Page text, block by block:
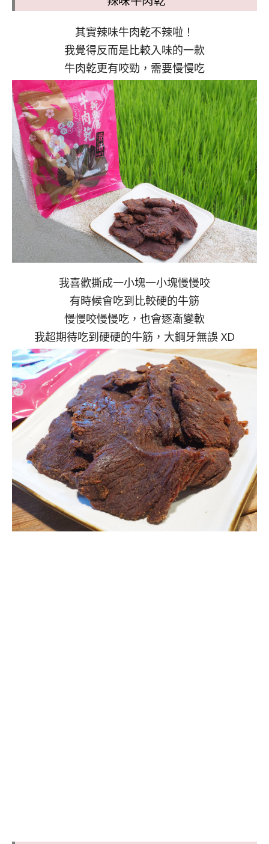
其實辣味牛肉乾不辣啦！
我覺得反而是比較入味的一款
牛肉乾更有咬勁，需要慢慢吃
我喜歡撕成一小塊一小塊慢慢咬
有時候會吃到比較硬的牛筋
慢慢咬慢慢吃，也會逐漸變軟
我超期待吃到硬硬的牛筋，大鋼牙無誤 XD